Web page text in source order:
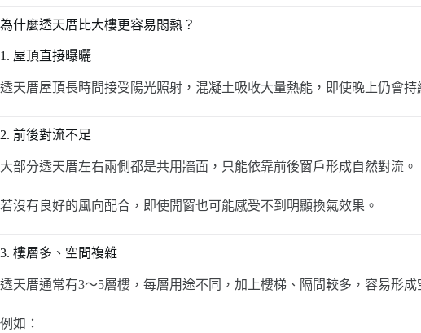
為什麼透天厝比大樓更容易悶熱？
1. 屋頂直接曝曬
透天厝屋頂長時間接受陽光照射，混凝土吸收大量熱能，即使晚上仍會持
2. 前後對流不足
大部分透天厝左右兩側都是共用牆面，只能依靠前後窗戶形成自然對流。
若沒有良好的風向配合，即使開窗也可能感受不到明顯換氣效果。
3. 樓層多、空間複雜
透天厝通常有3～5層樓，每層用途不同，加上樓梯、隔間較多，容易形成
例如：